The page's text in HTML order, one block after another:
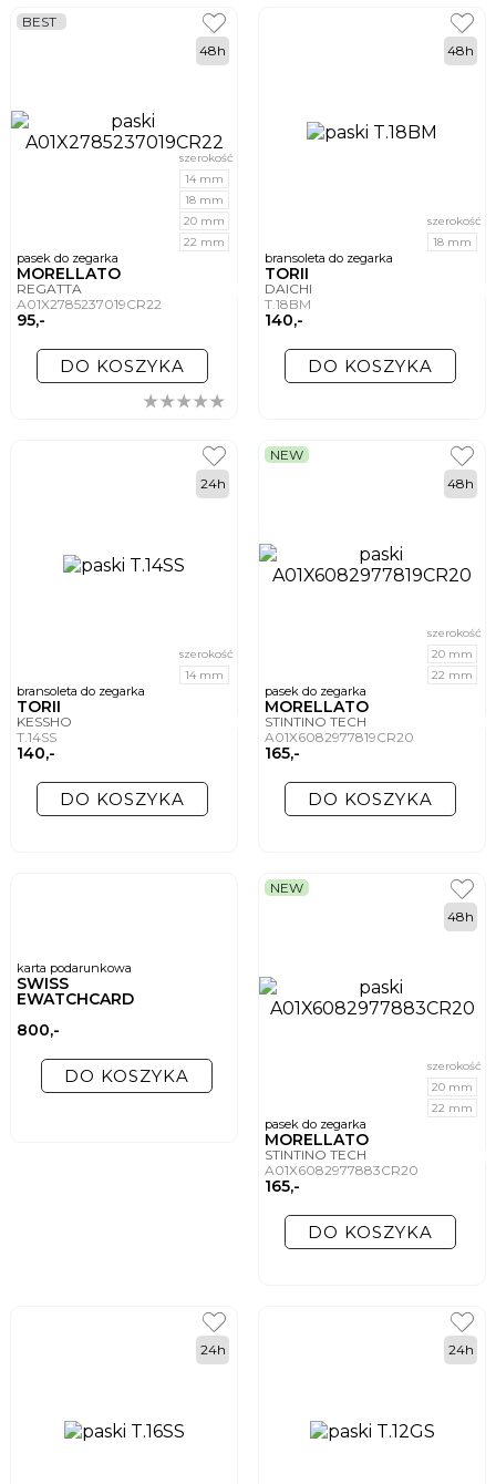
pasek do zegarka
MORELLATO
REGATTA
A01X2785237019CR22
95,-
BEST
szerokość
14 mm
18 mm
20 mm
22 mm
48h
DO KOSZYKA
bransoleta do zegarka
TORII
DAICHI
T.18BM
140,-
szerokość
18 mm
48h
DO KOSZYKA
bransoleta do zegarka
TORII
KESSHO
T.14SS
140,-
szerokość
14 mm
24h
DO KOSZYKA
pasek do zegarka
MORELLATO
STINTINO TECH
A01X6082977819CR20
165,-
NEW
szerokość
20 mm
22 mm
48h
DO KOSZYKA
karta podarunkowa
SWISS
EWATCHCARD
800,-
DO KOSZYKA
pasek do zegarka
MORELLATO
STINTINO TECH
A01X6082977883CR20
165,-
NEW
szerokość
20 mm
22 mm
48h
DO KOSZYKA
24h 24h